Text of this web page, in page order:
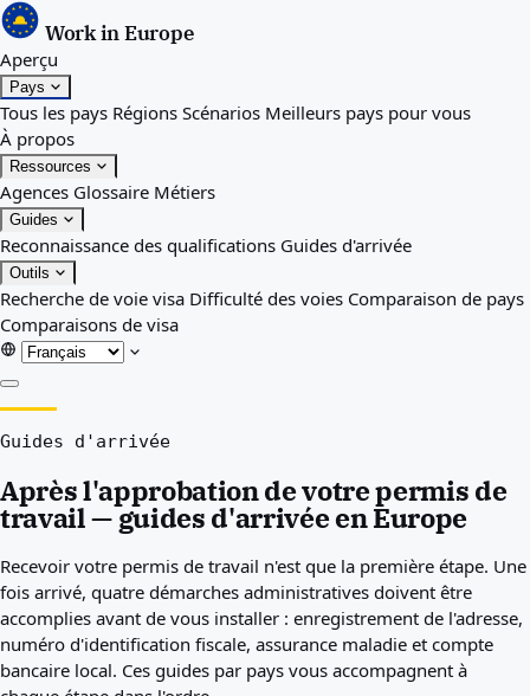
Work in Europe
Aperçu
Pays
Tous les pays Régions Scénarios Meilleurs pays pour vous
À propos
Ressources
Agences Glossaire Métiers
Guides
Reconnaissance des qualifications Guides d'arrivée
Outils
Recherche de voie visa Difficulté des voies Comparaison de pays
Comparaisons de visa
Pays
Régions
Scénarios
À propos
Ressources
Agences
Glossaire
Métiers
Guides d'arrivée
Après l'approbation de votre permis de
travail — guides d'arrivée en Europe
Recevoir votre permis de travail n'est que la première étape. Une
fois arrivé, quatre démarches administratives doivent être
accomplies avant de vous installer : enregistrement de l'adresse,
numéro d'identification fiscale, assurance maladie et compte
bancaire local. Ces guides par pays vous accompagnent à